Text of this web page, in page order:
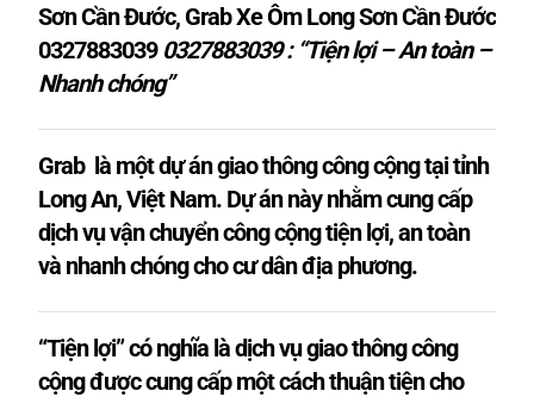
Sơn Cần Đước, Grab Xe Ôm Long Sơn Cần Đước
03278830390327883039 : “Tiện lợi – An toàn –
Nhanh chóng”
Grab là một dự án giao thông công cộng tại tỉnh
Long An, Việt Nam. Dự án này nhằm cung cấp
dịch vụ vận chuyển công cộng tiện lợi, an toàn
và nhanh chóng cho cư dân địa phương.
“Tiện lợi” có nghĩa là dịch vụ giao thông công
cộng được cung cấp một cách thuận tiện cho